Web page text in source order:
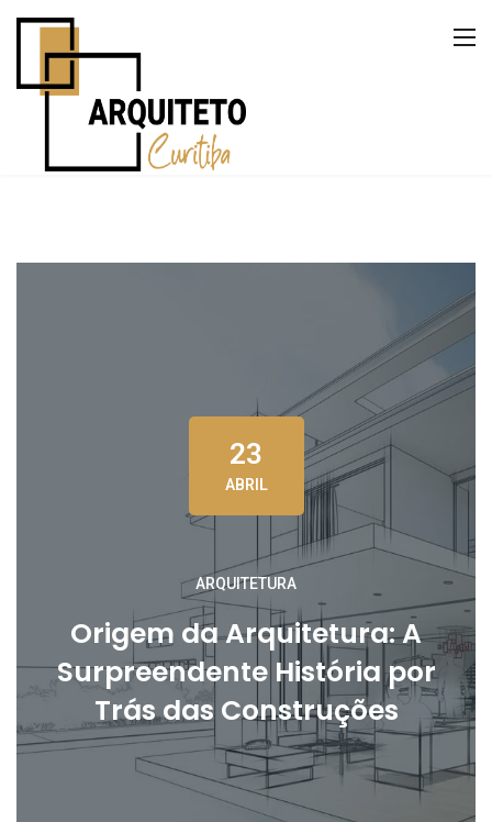
23
ABRIL
ARQUITETURA
Origem da Arquitetura: A
Surpreendente História por
Trás das Construções